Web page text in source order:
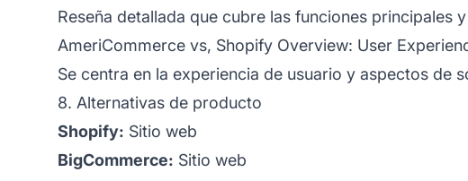
Reseña detallada que cubre las funciones principales
AmeriCommerce vs, Shopify Overview: User
Se centra en la experiencia de usuario y aspectos de
8. Alternativas de producto
Shopify: Sitio web
BigCommerce: Sitio web